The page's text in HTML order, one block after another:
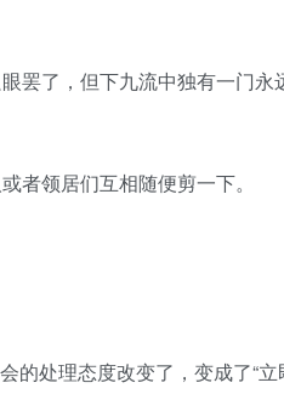
罢了，但下九流中独有一门永
者领居们互相随便剪一下。
处理态度改变了，变成了“立